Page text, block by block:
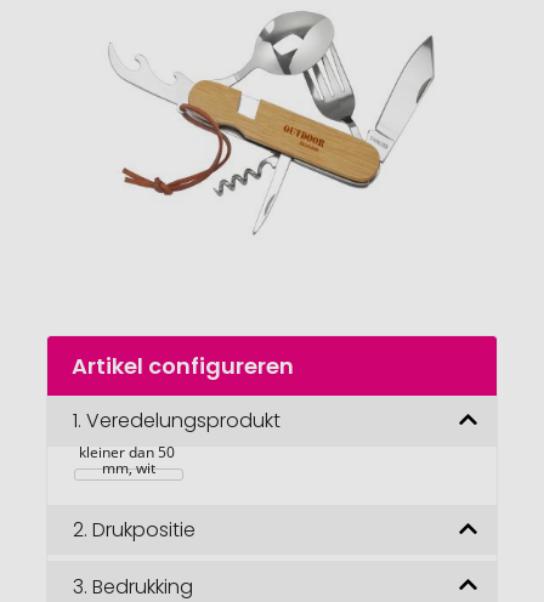
afbeeldingengalerij
Naar
begin
afbeeldingengalerij
Artikel configureren
1. Veredelungsprodukt
4/0c voor
kleiner dan 50
mm, wit
2. Drukpositie
3. Bedrukking